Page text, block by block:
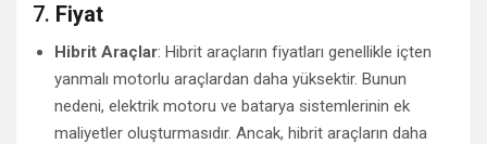
7. Fiyat
Hibrit Araçlar: Hibrit araçların fiyatları genellikle içten
yanmalı motorlu araçlardan daha yüksektir. Bunun
nedeni, elektrik motoru ve batarya sistemlerinin ek
maliyetler oluşturmasıdır. Ancak, hibrit araçların daha